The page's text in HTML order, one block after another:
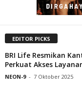
EDITOR PICKS
BRI Life Resmikan
Perkuat Akses
NEON-9 - 7 Oktober 2025